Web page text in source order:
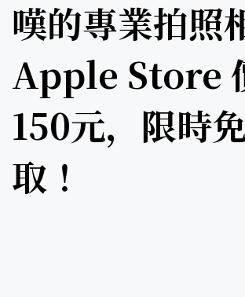
嘆的專業拍照
Apple Store
150元，限時
取！